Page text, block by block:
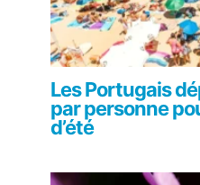
Les Portugais
par personne
d’été